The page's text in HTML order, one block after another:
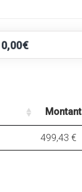
Montant
499,43 €